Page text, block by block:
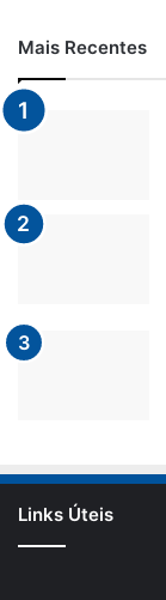
Mais Recentes
Links Úteis